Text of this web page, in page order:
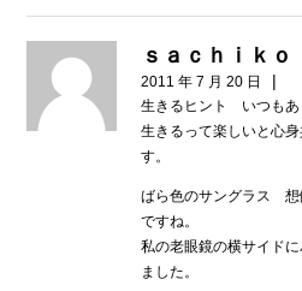
ｓａｃｈｉｋｏ
2011 年 7 月 20 日 |
生きるヒント いつもあ
生きるって楽しいと心
す。
ばら色のサングラス 想
ですね。
私の老眼鏡の横サイド
ました。